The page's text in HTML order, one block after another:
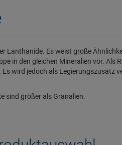
Lanthanide. Es weist große
in den gleichen Mineralien vor. Als
wird jedoch als Legierungszusatz
sind größer als Granalien.